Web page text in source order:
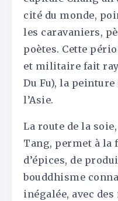
cité du monde,
les caravaniers,
poètes. Cette
et militaire fait
Du Fu), la
l’Asie.
La route de la
Tang, permet à
d’épices, de
bouddhisme
inégalée, avec